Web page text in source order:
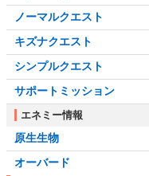
ノーマルクエスト
キズナクエスト
シンプルクエスト
サポートミッション
エネミー情報
原生生物
オーバード